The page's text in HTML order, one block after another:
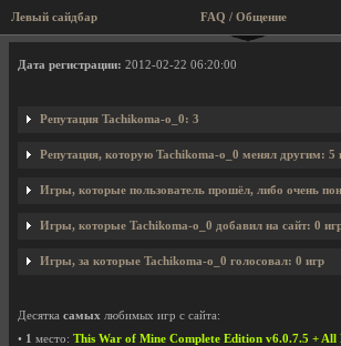
Левый сайдбар FAQ / Общение
Профиль пользователя Tachikoma-
Дата регистрации: 2012-02-22 06:20:00
Репутация Tachikoma-o_0: 3
Репутация, которую Tachikoma-o_0 менял другим: 5
Игры, которые пользователь прошёл, либо очень
Игры, которые Tachikoma-o_0 добавил на сайт: 0
Игры, за которые Tachikoma-o_0 голосовал: 0 игр
Десятка самых любимых игр с сайта:
• 1 место: This War of Mine Complete Edition v6.0.7.5 + All